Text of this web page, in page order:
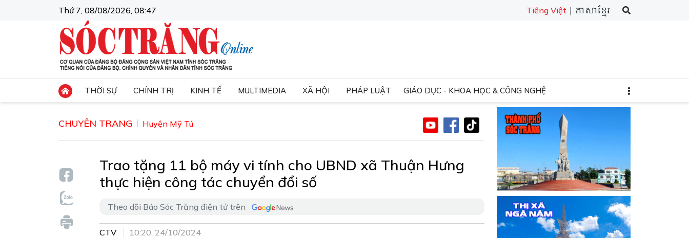
Thứ 7, 08/08/2026, 08:47 Tiếng Việt | ភាសាខ្មែរ
THỜI SỰ CHÍNH TRỊ KINH TẾ MULTIMEDIA XÃ HỘI PHÁP LUẬT GIÁO DỤC - KHOA HỌC & CÔNG NGHỆ
CHUYÊN TRANG Huyện Mỹ Tú
Trao tặng 11 bộ máy vi tính cho UBND xã Thuận Hưng
thực hiện công tác chuyển đổi số
Theo dõi Báo Sóc Trăng điện tử trên
CTV 10:20, 24/10/2024